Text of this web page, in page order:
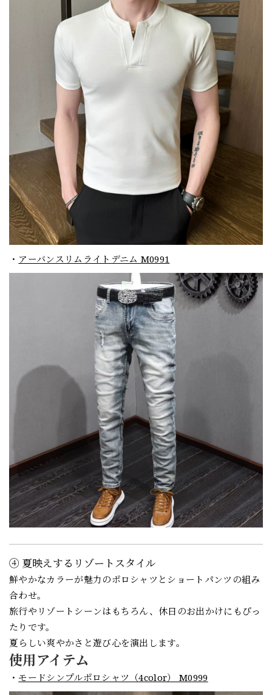
・ アーバンスリムライトデニム M0991
④ 夏映えするリゾートスタイル
鮮やかなカラーが魅力のポロシャツとショートパンツの組み
合わせ。
旅行やリゾートシーンはもちろん、休日のお出かけにもぴっ
たりです。
夏らしい爽やかさと遊び心を演出します。
使用アイテム
・ モードシンプルポロシャツ（4color） M0999